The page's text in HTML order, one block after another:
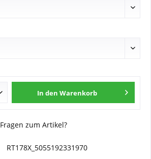
In den Warenkorb
Fragen zum Artikel?
RT178X_5055192331970